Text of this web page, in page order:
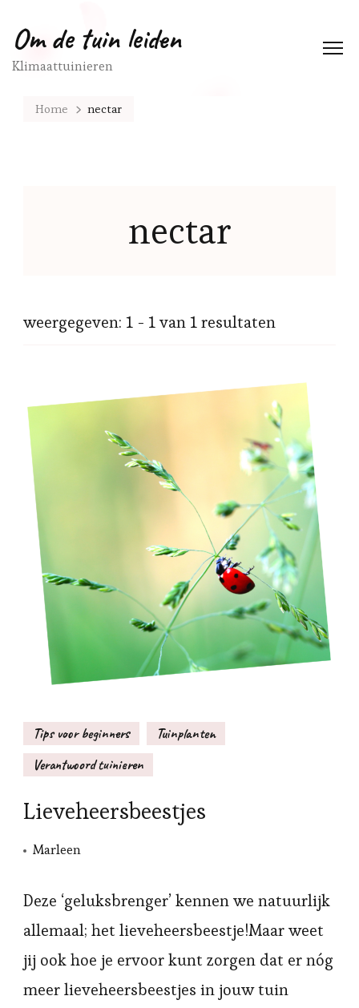
Om de tuin leiden
Klimaattuinieren
Home nectar
nectar
weergegeven: 1 - 1 van 1 resultaten
Tips voor beginners
Tuinplanten
Verantwoord tuinieren
Lieveheersbeestjes
Marleen
Deze ‘geluksbrenger’ kennen we natuurlijk
allemaal; het lieveheersbeestje!Maar weet
jij ook hoe je ervoor kunt zorgen dat er nóg
meer lieveheersbeestjes in jouw tuin